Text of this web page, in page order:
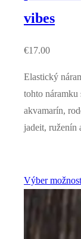
vibes
€17.00
Elastický
tohto náramku
akvamarín,
jadeit, ruženín
Výber